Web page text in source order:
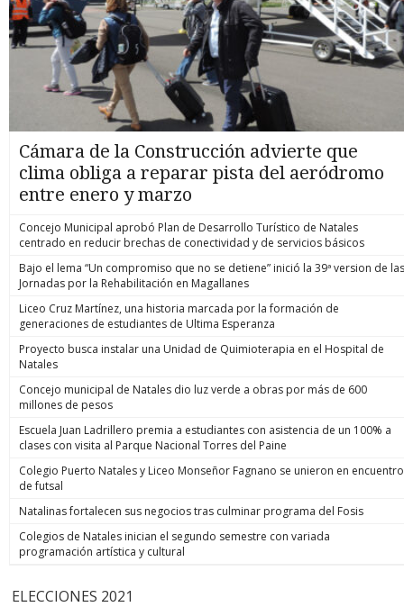
Cámara de la Construcción advierte que
clima obliga a reparar pista del aeródromo
entre enero y marzo
Concejo Municipal aprobó Plan de Desarrollo Turístico de Natales
centrado en reducir brechas de conectividad y de servicios básicos
Bajo el lema “Un compromiso que no se detiene” inició la 39ª version de las
Jornadas por la Rehabilitación en Magallanes
Liceo Cruz Martínez, una historia marcada por la formación de
generaciones de estudiantes de Ultima Esperanza
Proyecto busca instalar una Unidad de Quimioterapia en el Hospital de
Natales
Concejo municipal de Natales dio luz verde a obras por más de 600
millones de pesos
Escuela Juan Ladrillero premia a estudiantes con asistencia de un 100% a
clases con visita al Parque Nacional Torres del Paine
Colegio Puerto Natales y Liceo Monseñor Fagnano se unieron en encuentro
de futsal
Natalinas fortalecen sus negocios tras culminar programa del Fosis
Colegios de Natales inician el segundo semestre con variada
programación artística y cultural
ELECCIONES 2021